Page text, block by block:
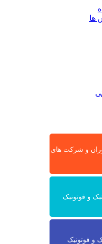
و شرکت های
و فوتونیک
و فوتونیک